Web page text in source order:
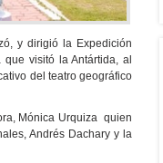
y dirigió la Expedición
visitó la Antártida, al
del teatro geográfico
Mónica Urquiza quien
Andrés Dachary y la